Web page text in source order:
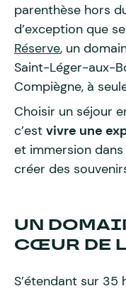
parenthèse hors
d’exception que
Réserve, un
Saint-Léger-aux-
Compiègne, à
Choisir un séjour
c’est vivre une
et immersion
créer des
UN
CŒUR DE
S’étendant sur